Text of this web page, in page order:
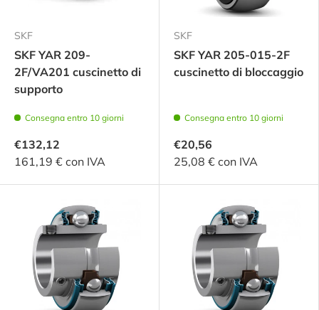
SKF
SKF YAR 209-
2F/VA201 cuscinetto di
supporto
Consegna entro 10 giorni
€132,12
161,19 € con IVA
SKF
SKF YAR 205-015-2F
cuscinetto di bloccaggio
Consegna entro 10 giorni
€20,56
25,08 € con IVA